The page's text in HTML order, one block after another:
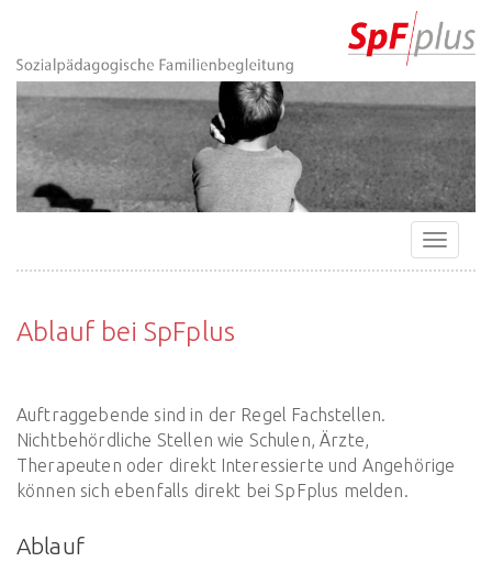
(Accesskey
Hauptnavigation
Inhalt
ein-/
Ablauf bei SpFplus
Auftraggebende sind in der Regel Fachstellen.
Nichtbehördliche Stellen wie Schulen, Ärzte,
Therapeuten oder direkt Interessierte und Angehörige
können sich ebenfalls direkt bei SpFplus melden.
Ablauf